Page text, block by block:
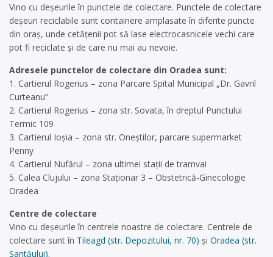
Vino cu deșeurile în punctele de colectare. Punctele de colectare
deșeuri reciclabile sunt containere amplasate în diferite puncte
din oraș, unde cetățenii pot să lase electrocasnicele vechi care
pot fi reciclate și de care nu mai au nevoie.
Adresele punctelor de colectare din Oradea sunt:
1. Cartierul Rogerius – zona Parcare Spital Municipal „Dr. Gavril
Curteanu”
2. Cartierul Rogerius – zona str. Sovata, în dreptul Punctului
Termic 109
3. Cartierul Ioşia – zona str. Oneştilor, parcare supermarket
Penny
4. Cartierul Nufărul – zona ultimei staţii de tramvai
5. Calea Clujului – zona Staționar 3 – Obstetrică-Ginecologie
Oradea
Centre de colectare
Vino cu deșeurile în centrele noastre de colectare. Centrele de
colectare sunt în Tileagd (str. Depozitului, nr. 70) și Oradea (str.
Santăului).